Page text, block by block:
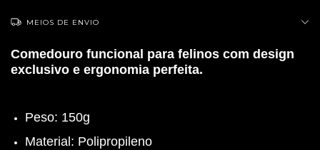
MEIOS DE ENVIO
Comedouro funcional para felinos com design
exclusivo e ergonomia perfeita.
Peso: 150g
Material: Polipropileno